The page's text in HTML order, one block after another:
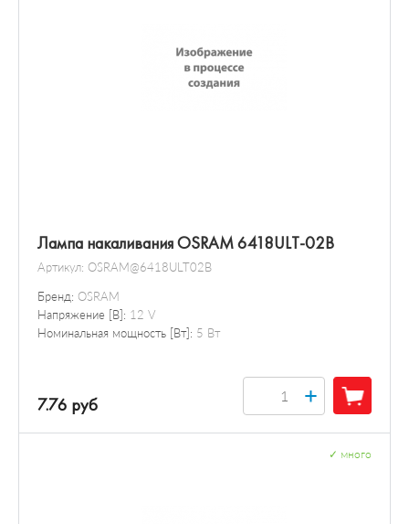
Лампа накаливания OSRAM 6418ULT-02B
Артикул: OSRAM@6418ULT02B
Бренд: OSRAM
Напряжение [В]: 12 V
Номинальная мощность [Вт]: 5 Вт
7.76 руб +
много